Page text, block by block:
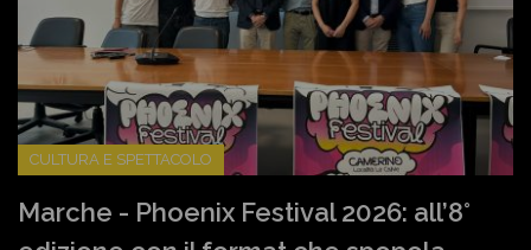
CULTURA E SPETTACOLO
Marche - Phoenix Festival 2026: all’8°